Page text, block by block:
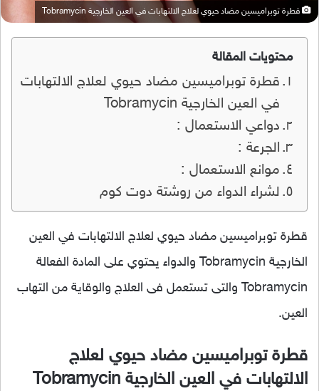
قطرة توبراميسين مضاد حيوي لعلاج الالتهابات في العين الخارجية Tobramycin
محتويات المقالة
قطرة توبراميسين مضاد حيوي لعلاج الالتهابات
في العين الخارجية Tobramycin
دواعي الاستعمال :
الجرعة :
موانع الاستعمال :
لشراء الدواء من روشتة دوت كوم
قطرة توبراميسين مضاد حيوي لعلاج الالتهابات في العين
الخارجية Tobramycin والدواء يحتوي على المادة الفعالة
Tobramycin والتى تستعمل فى العلاج والوقاية من التهاب
العين.
قطرة توبراميسين مضاد حيوي لعلاج
الالتهابات في العين الخارجية Tobramycin